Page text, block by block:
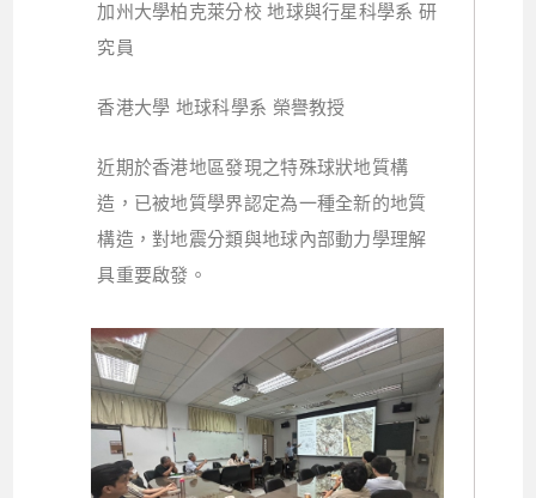
加州大學柏克萊分校 地球與行星科學系 研
究員
香港大學 地球科學系 榮譽教授
近期於香港地區發現之特殊球狀地質構
造，已被地質學界認定為一種全新的地質
構造，對地震分類與地球內部動力學理解
具重要啟發。